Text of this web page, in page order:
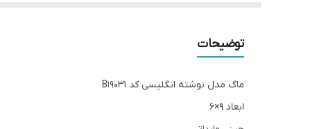
توضیحات
ماگ مدل نوشته انگليسی کد B19031
ابعاد 9×6